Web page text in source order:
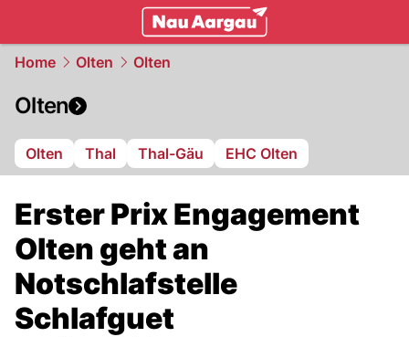
Home Olten Olten
Olten
Olten Thal Thal-Gäu EHC Olten
Erster Prix Engagement
Olten geht an
Notschlafstelle
Schlafguet